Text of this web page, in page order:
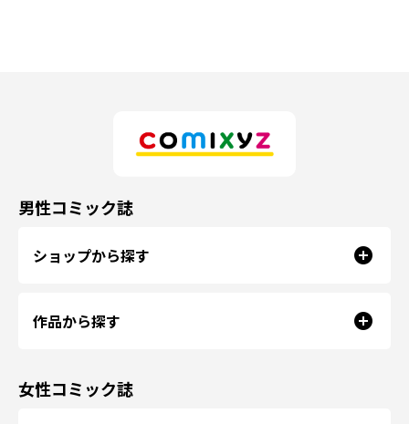
男性コミック誌
ショップから探す
作品から探す
女性コミック誌